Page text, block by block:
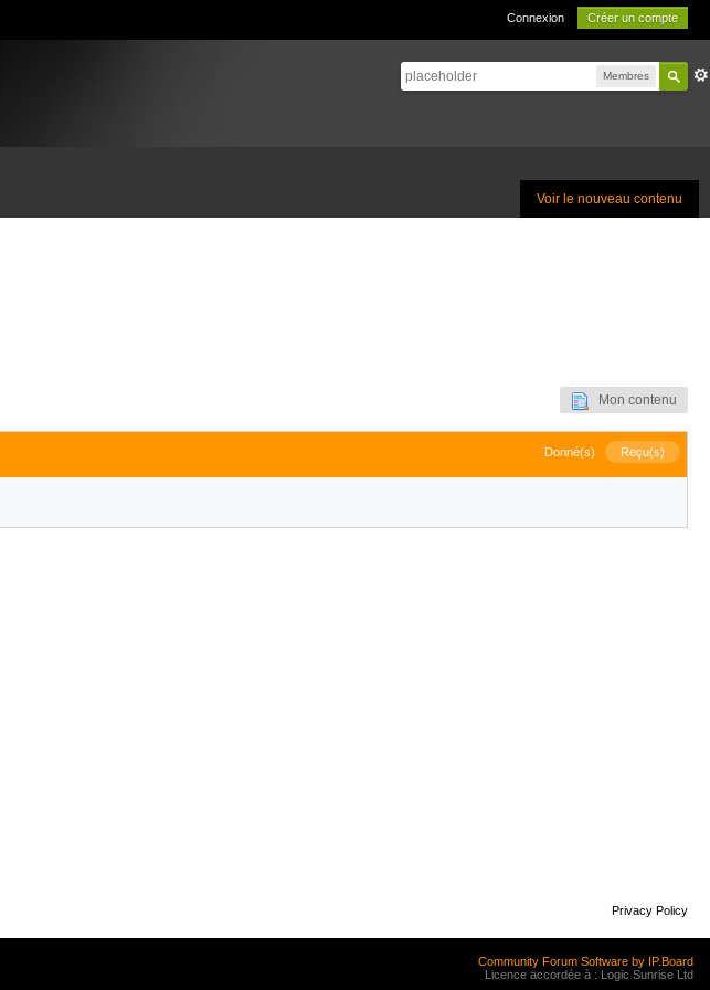
Connexion Créer un compte
Membres
Voir le nouveau contenu
Mon contenu
Donné(s) Reçu(s)
Privacy Policy
Community Forum Software by IP.Board
Licence accordée à : Logic Sunrise Ltd